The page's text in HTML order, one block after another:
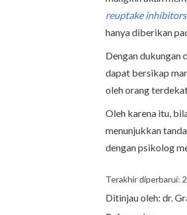
reuptake inhibitors
hanya diberikan
Dengan dukungan
dapat bersikap
oleh orang
Oleh karena itu,
menunjukkan
dengan psikolog
Terakhir diperbarui: